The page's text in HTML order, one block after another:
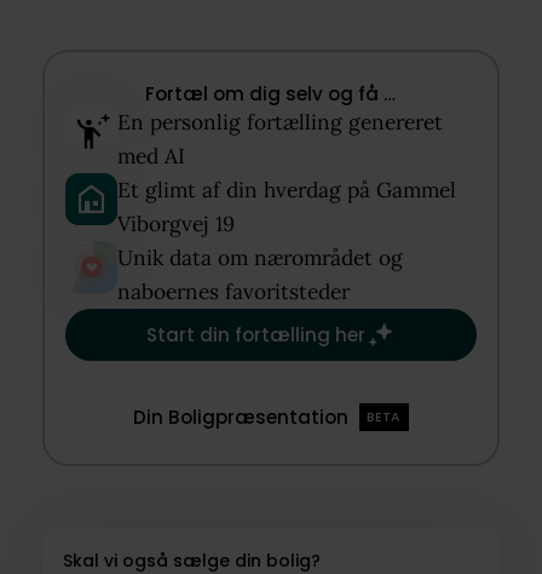
Fortæl om dig selv og få …​
En personlig fortælling genereret
med AI​
Et glimt af din hverdag på Gammel
Viborgvej 19​
Unik data om nærområdet og
naboernes favoritsteder​
Start din fortælling her
Din Boligpræsentation BETA
Skal vi også sælge din bolig?